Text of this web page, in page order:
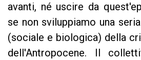
avanti, né uscire da
se non sviluppiamo una
(sociale e biologica) della
dell'Antropocene. Il